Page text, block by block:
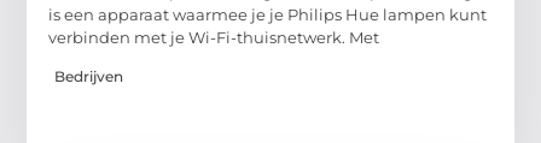
is een apparaat waarmee je je Philips Hue lampen kunt
verbinden met je Wi-Fi-thuisnetwerk. Met
Bedrijven